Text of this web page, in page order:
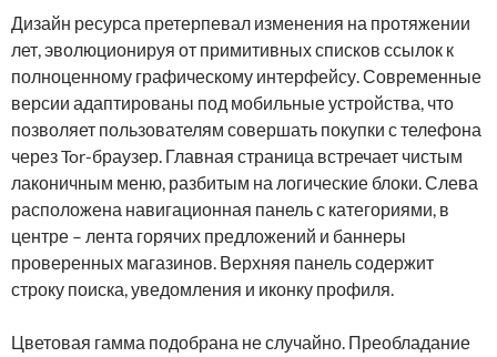
Дизайн ресурса претерпевал изменения на протяжении
лет, эволюционируя от примитивных списков ссылок к
полноценному графическому интерфейсу. Современные
версии адаптированы под мобильные устройства, что
позволяет пользователям совершать покупки с телефона
через Tor-браузер. Главная страница встречает чистым
лаконичным меню, разбитым на логические блоки. Слева
расположена навигационная панель с категориями, в
центре – лента горячих предложений и баннеры
проверенных магазинов. Верхняя панель содержит
строку поиска, уведомления и иконку профиля.
Цветовая гамма подобрана не случайно. Преобладание